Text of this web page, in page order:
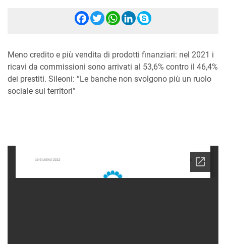
Facebook
Twitter
WhatsApp
LinkedIn
Skype
Meno credito e più vendita di prodotti finanziari: nel 2021 i
ricavi da commissioni sono arrivati al 53,6% contro il 46,4%
dei prestiti. Sileoni: “Le banche non svolgono più un ruolo
sociale sui territori”